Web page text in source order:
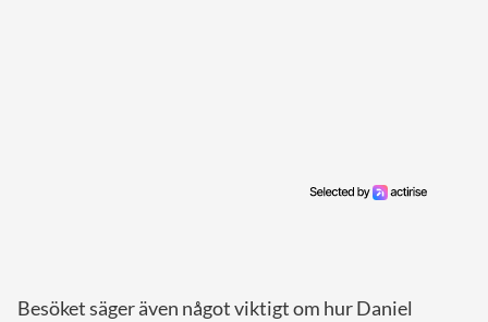
Besöket säger även något viktigt om hur Daniel